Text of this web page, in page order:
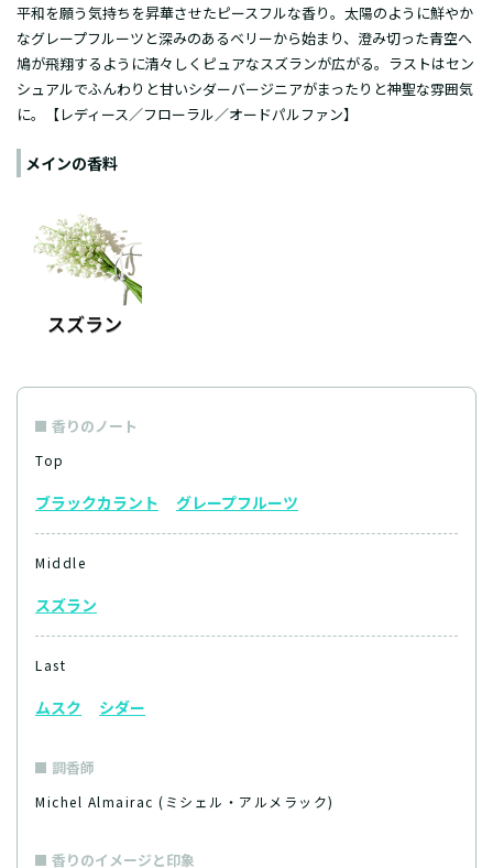
平和を願う気持ちを昇華させたピースフルな香り。太陽のように鮮やか
なグレープフルーツと深みのあるベリーから始まり、澄み切った青空へ
鳩が飛翔するように清々しくピュアなスズランが広がる。ラストはセン
シュアルでふんわりと甘いシダーバージニアがまったりと神聖な雰囲気
に。【レディース／フローラル／オードパルファン】
メインの香料
香りのノート
Top
ブラックカラント グレープフルーツ
Middle
スズラン
Last
ムスク シダー
調香師
Michel Almairac (ミシェル・アルメラック)
香りのイメージと印象